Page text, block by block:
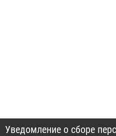
Уведомление о сборе